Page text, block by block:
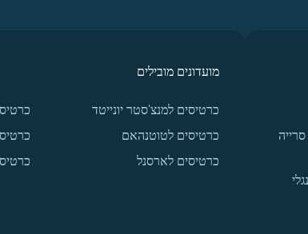
מועדונים מובילים
כרטיסים למנצ'סטר יונייטד
כרטיסים לטוטנהאם
כרטיסים לארסנל